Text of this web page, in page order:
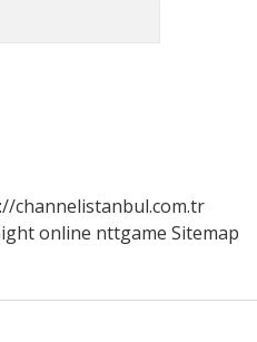
channelistanbul.com.tr
online nttgame Sitemap